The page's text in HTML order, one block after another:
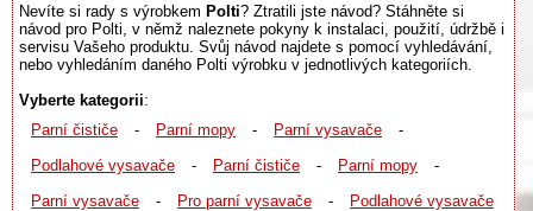
Nevíte si rady s výrobkem Polti? Ztratili jste návod? Stáhněte si
návod pro Polti, v němž naleznete pokyny k instalaci, použití, údržbě i
servisu Vašeho produktu. Svůj návod najdete s pomocí vyhledávání,
nebo vyhledáním daného Polti výrobku v jednotlivých kategoriích.
Vyberte kategorii:
Parní čističe
- Parní mopy - Parní vysavače
-
Podlahové vysavače
- Parní čističe - Parní mopy
-
Parní vysavače
- Pro parní vysavače -
Podlahové vysavače